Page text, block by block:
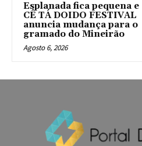
Esplanada fica pequena e
CÊ TÁ DOIDO FESTIVAL
anuncia mudança para o
gramado do Mineirão
Agosto 6, 2026